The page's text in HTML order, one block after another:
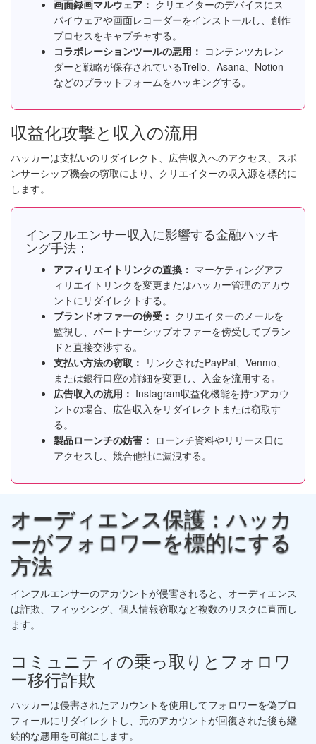
画面録画マルウェア： クリエイターのデバイスにス
パイウェアや画面レコーダーをインストールし、創作
プロセスをキャプチャする。
コラボレーションツールの悪用： コンテンツカレン
ダーと戦略が保存されているTrello、Asana、Notion
などのプラットフォームをハッキングする。
収益化攻撃と収入の流用
ハッカーは支払いのリダイレクト、広告収入へのアクセス、スポ
ンサーシップ機会の窃取により、クリエイターの収入源を標的に
します。
インフルエンサー収入に影響する金融ハッキ
ング手法：
アフィリエイトリンクの置換： マーケティングアフ
ィリエイトリンクを変更またはハッカー管理のアカウ
ントにリダイレクトする。
ブランドオファーの傍受： クリエイターのメールを
監視し、パートナーシップオファーを傍受してブラン
ドと直接交渉する。
支払い方法の窃取： リンクされたPayPal、Venmo、
または銀行口座の詳細を変更し、入金を流用する。
広告収入の流用： Instagram収益化機能を持つアカウ
ントの場合、広告収入をリダイレクトまたは窃取す
る。
製品ローンチの妨害： ローンチ資料やリリース日に
アクセスし、競合他社に漏洩する。
オーディエンス保護：ハッカ
ーがフォロワーを標的にする
方法
インフルエンサーのアカウントが侵害されると、オーディエンス
は詐欺、フィッシング、個人情報窃取など複数のリスクに直面し
ます。
コミュニティの乗っ取りとフォロワ
ー移行詐欺
ハッカーは侵害されたアカウントを使用してフォロワーを偽プロ
フィールにリダイレクトし、元のアカウントが回復された後も継
続的な悪用を可能にします。